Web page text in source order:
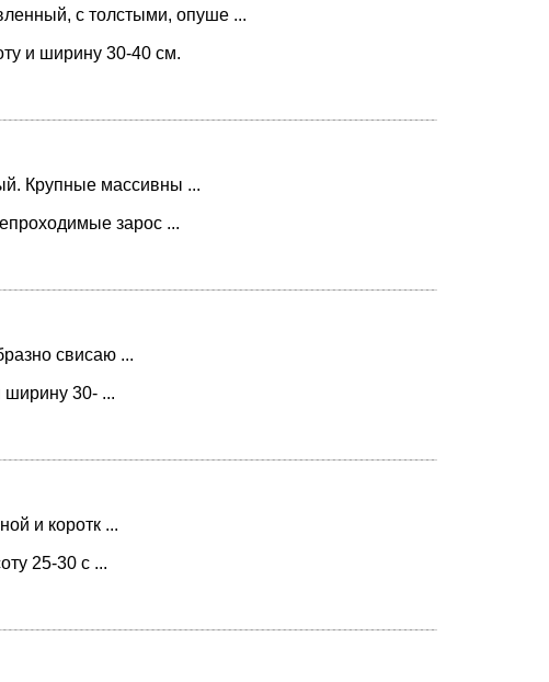
с толстыми, опуше ...
и ширину 30-40 см.
Крупные массивны ...
зарос ...
свисаю ...
ширину 30- ...
и коротк ...
25-30 с ...